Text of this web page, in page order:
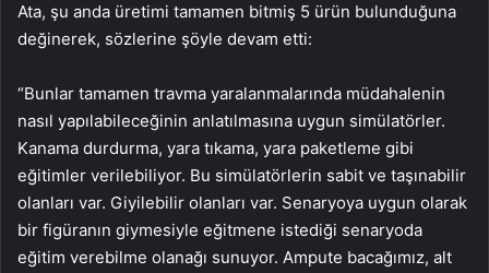
Ata, şu anda üretimi tamamen bitmiş 5 ürün bulunduğuna
değinerek, sözlerine şöyle devam etti:
“Bunlar tamamen travma yaralanmalarında müdahalenin
nasıl yapılabileceğinin anlatılmasına uygun simülatörler.
Kanama durdurma, yara tıkama, yara paketleme gibi
eğitimler verilebiliyor. Bu simülatörlerin sabit ve taşınabilir
olanları var. Giyilebilir olanları var. Senaryoya uygun olarak
bir figüranın giymesiyle eğitmene istediği senaryoda
eğitim verebilme olanağı sunuyor. Ampute bacağımız, alt